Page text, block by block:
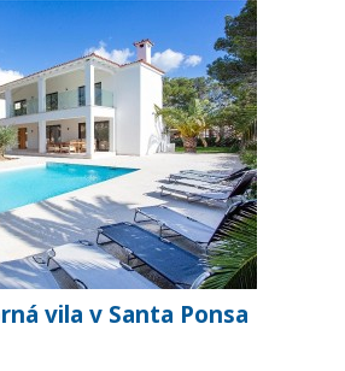
vila v Santa Ponsa